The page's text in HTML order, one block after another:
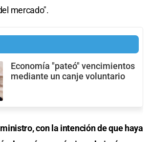
mercado".
Economía "pateó" vencimientos
mediante un canje voluntario
con la intención de que haya